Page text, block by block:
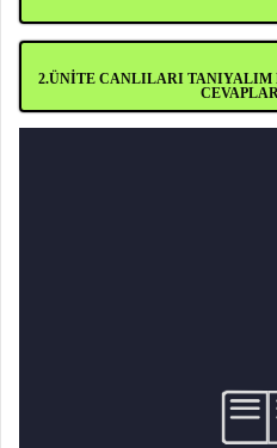
2.ÜNİTE CANLILARI TANIYALIM